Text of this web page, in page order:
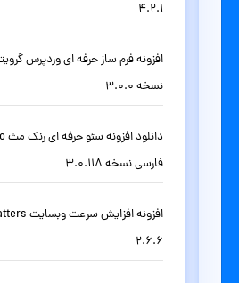
4.2.1
نسخه 3.0.0
فارسی نسخه 3.0.118
2.6.6